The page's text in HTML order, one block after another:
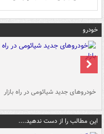
خودرو
خودروهای جدید شیائومی در راه بازار
این مطالب را از دست ندهید....